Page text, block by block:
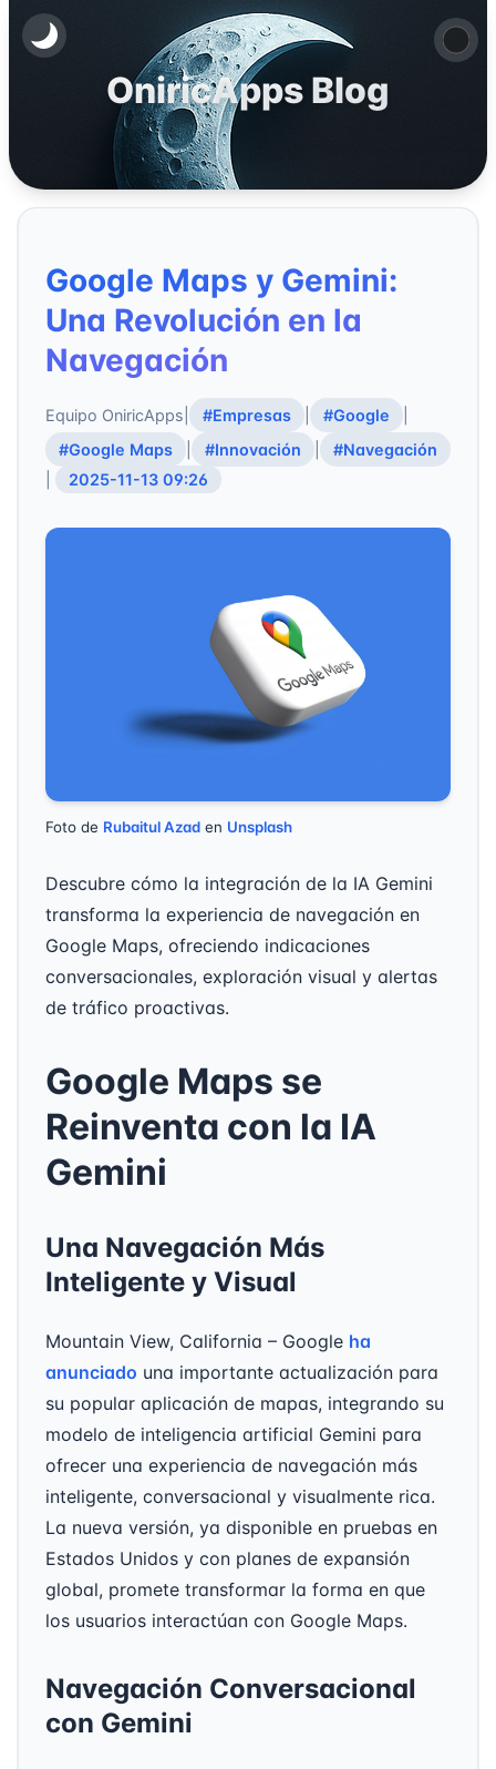
OniricApps Blog
Google Maps y Gemini:
Una Revolución en la
Navegación
Equipo OniricApps #Empresas #Google
#Google Maps
#Innovación
#Navegación
2025-11-13 09:26
Foto de Rubaitul Azad en Unsplash
Descubre cómo la integración de la IA Gemini
transforma la experiencia de navegación en
Google Maps, ofreciendo indicaciones
conversacionales, exploración visual y alertas
de tráfico proactivas.
Google Maps se
Reinventa con la IA
Gemini
Una Navegación Más
Inteligente y Visual
Mountain View, California – Google ha
anunciado una importante actualización para
su popular aplicación de mapas, integrando su
modelo de inteligencia artificial Gemini para
ofrecer una experiencia de navegación más
inteligente, conversacional y visualmente rica.
La nueva versión, ya disponible en pruebas en
Estados Unidos y con planes de expansión
global, promete transformar la forma en que
los usuarios interactúan con Google Maps.
Navegación Conversacional
con Gemini